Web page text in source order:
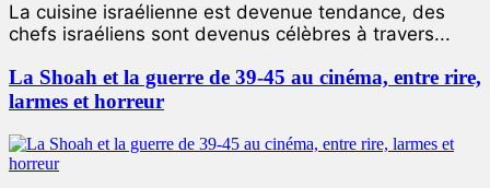
La cuisine israélienne est devenue tendance, des
chefs israéliens sont devenus célèbres à travers...
La Shoah et la guerre de 39-45 au cinéma, entre rire,
larmes et horreur